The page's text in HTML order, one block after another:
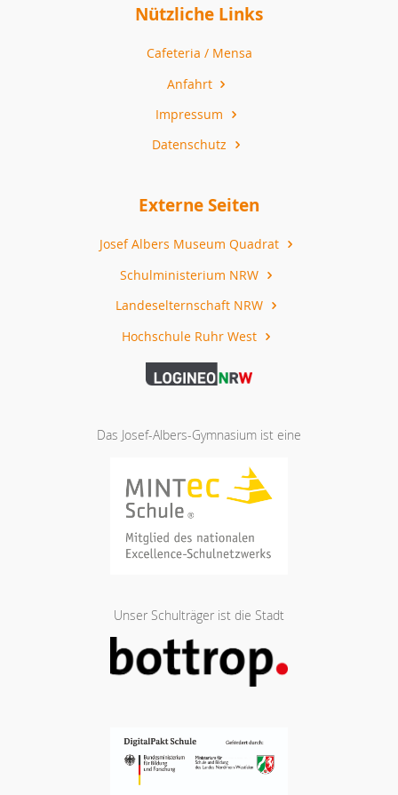
Nützliche Links
Cafeteria / Mensa
Anfahrt
Impressum
Datenschutz
Externe Seiten
Josef Albers Museum Quadrat
Schulministerium NRW
Landeselternschaft NRW
Hochschule Ruhr West
Das Josef-Albers-Gymnasium ist eine
Unser Schulträger ist die Stadt